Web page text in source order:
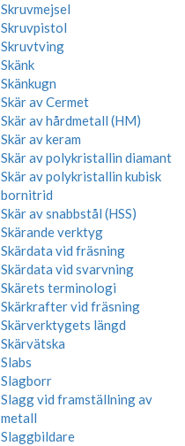
Skruvmejsel
Skruvpistol
Skruvtving
Skänk
Skänkugn
Skär av Cermet
Skär av hårdmetall (HM)
Skär av keram
Skär av polykristallin diamant
Skär av polykristallin kubisk
bornitrid
Skär av snabbstål (HSS)
Skärande verktyg
Skärdata vid fräsning
Skärdata vid svarvning
Skärets terminologi
Skärkrafter vid fräsning
Skärverktygets längd
Skärvätska
Slabs
Slagborr
Slagg vid framställning av
metall
Slaggbildare